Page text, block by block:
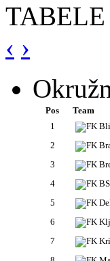
TABELE
‹ ›
Pos
Team
1
2
3
4
5
6
7